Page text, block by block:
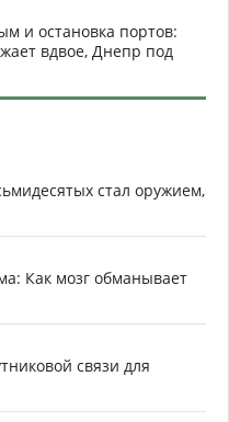
и остановка портов:
вдвое, Днепр под
стал оружием,
Как мозг обманывает
связи для